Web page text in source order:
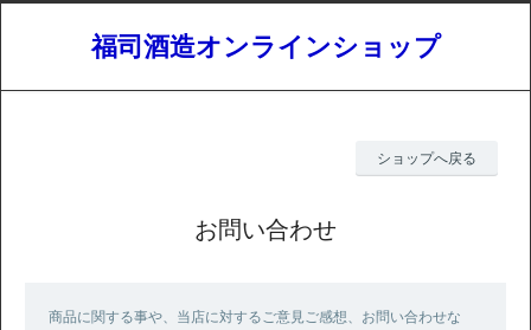
福司酒造オンラインショップ
ショップへ戻る
お問い合わせ
商品に関する事や、当店に対するご意見ご感想、お問い合わせな